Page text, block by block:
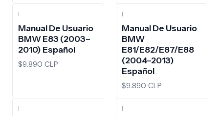
|
Manual De Usuario
BMW E83 (2003–
2010) Español
$9.890 CLP
|
Manual De Usuario
BMW
E81/E82/E87/E88
(2004–2013)
Español
$9.890 CLP
| |